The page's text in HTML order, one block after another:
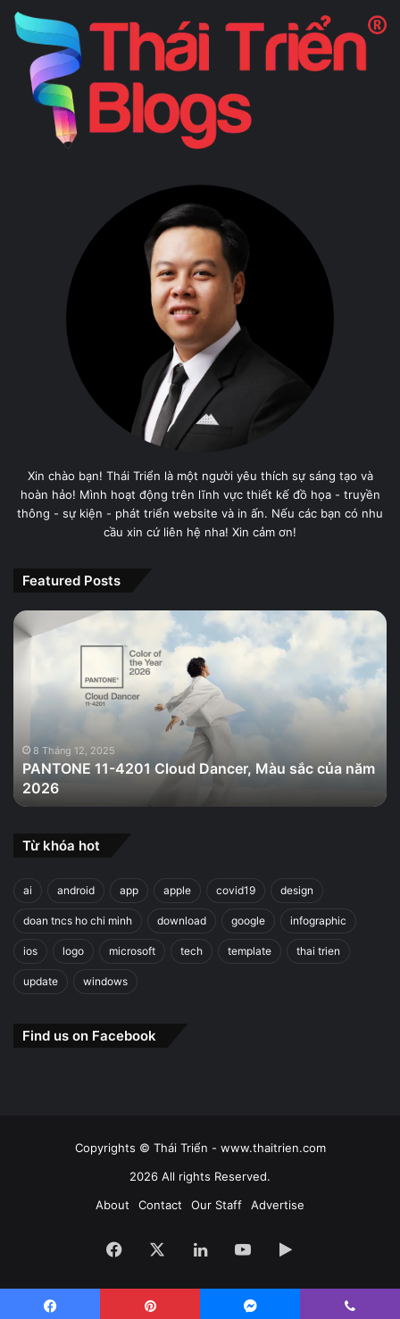
Xin chào bạn! Thái Triển là một người yêu thích sự sáng tạo và
hoàn hảo! Mình hoạt động trên lĩnh vực thiết kế đồ họa - truyền
thông - sự kiện - phát triển website và in ấn. Nếu các bạn có nhu
cầu xin cứ liên hệ nha! Xin cảm ơn!
Featured Posts
PANTONE
11-
Màu
của
năm
2026
8 Tháng 12, 2025
PANTONE 11-4201 Cloud Dancer, Màu sắc của năm
2026
Từ khóa hot
ai android app apple covid19 design
doan tncs ho chi minh download google infographic
ios logo microsoft tech template thai trien
update windows
Find us on Facebook
Copyrights © Thái Triển - www.thaitrien.com
2026 All rights Reserved.
About
Contact Our Staff Advertise
Facebook LinkedInYouTubeGoogle
Play